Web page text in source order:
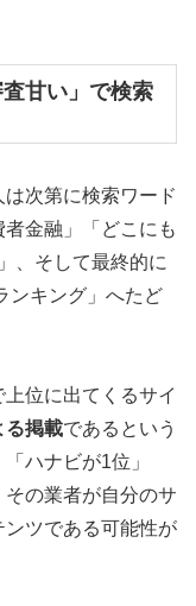
査甘い」で検索
次第に検索ワード
金融」「どこにも
、そして最終的に
ンキング」へたど
位に出てくるサイ
る掲載であるという
ハナビが1位」
その業者が自分のサ
ツである可能性が